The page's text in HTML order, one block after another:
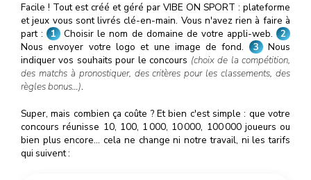
Facile ! Tout est créé et géré par VIBE ON SPORT : plateforme
et jeux vous sont livrés clé-en-main. Vous n'avez rien à faire à
part : 1 Choisir le nom de domaine de votre appli-web. 2
Nous envoyer votre logo et une image de fond.
3 Nous
indiquer vos souhaits pour le concours (choix de la compétition,
des matchs à pronostiquer, des critères pour les classements, des
règles bonus…).
Super, mais combien ça coûte ? Et bien c'est simple : que votre
concours réunisse 10, 100, 1000, 10000, 100000joueurs ou
bien plus encore… cela ne change ni notre travail, ni les tarifs
qui suivent :